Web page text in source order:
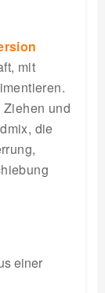
mit
und
die
einer